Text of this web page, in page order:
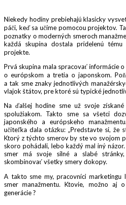
Niekedy hodiny prebiehajú klasicky
páči, keď sa učíme pomocou projektov.
poznatky o moderných smeroch
každá skupina dostala pridelenú
projekte.
Prvá skupina mala spracovať informácie
o európskom a tretia o japonskom.
a tak sme znaky jednotlivých
vlajok štátov, pre ktoré sú typické
Na ďalšej hodine sme už svoje
spolužiakom. Takto sme sa všetci
japonského a európskeho
učiteľka dala otázku: „Predstavte si, že
Ktorý z týchto smerov by ste vo svojom
skoro pohádali, lebo každý mal iný
smer má svoje silné a slabé
skombinovať všetky smery dokopy.
A takto sme my, pracovníci
smer manažmentu. Ktovie, možno aj
generácie ?